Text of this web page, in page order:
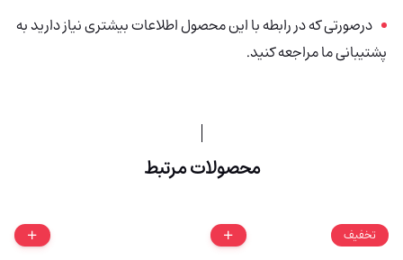
درصورتی که در رابطه با این محصول اطلاعات بیشتری نیاز دارید به
پشتیبانی ما مراجعه کنید.
محصولات مرتبط
تخفیف